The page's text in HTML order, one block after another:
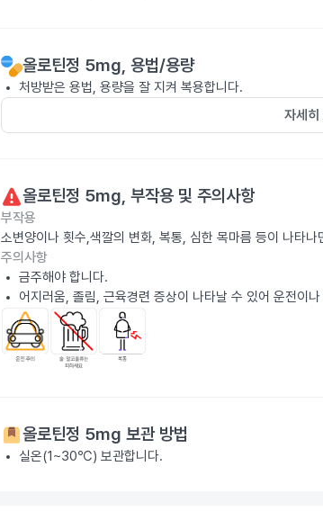
올로틴정 5mg, 용법/용량
처방받은 용법, 용량을 잘 지켜 복용합니다.
자세히
올로틴정 5mg, 부작용 및 주의사항
부작용
소변양이나 횟수,색깔의 변화, 복통, 심한 목마름 등이 나타나
주의사항
금주해야 합니다.
어지러움, 졸림, 근육경련 증상이 나타날 수 있어 운전이
올로틴정 5mg 보관 방법
실온(1~30℃) 보관합니다.